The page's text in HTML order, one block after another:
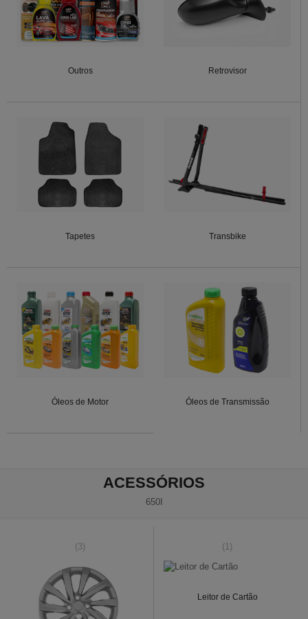
Outros Retrovisor
Tapetes Transbike
Óleos de Motor Óleos de Transmissão
ACESSÓRIOS
650I
(3) (1)
Leitor de Cartão